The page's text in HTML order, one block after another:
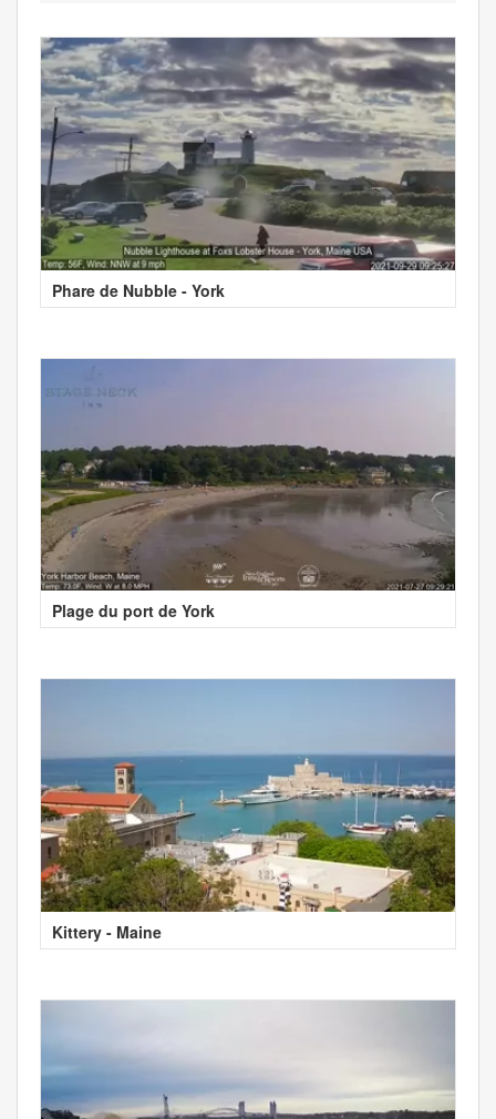
Phare de Nubble - York
Plage du port de York
Kittery - Maine